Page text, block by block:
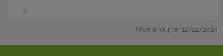
Mise à jour le :12/12/2024